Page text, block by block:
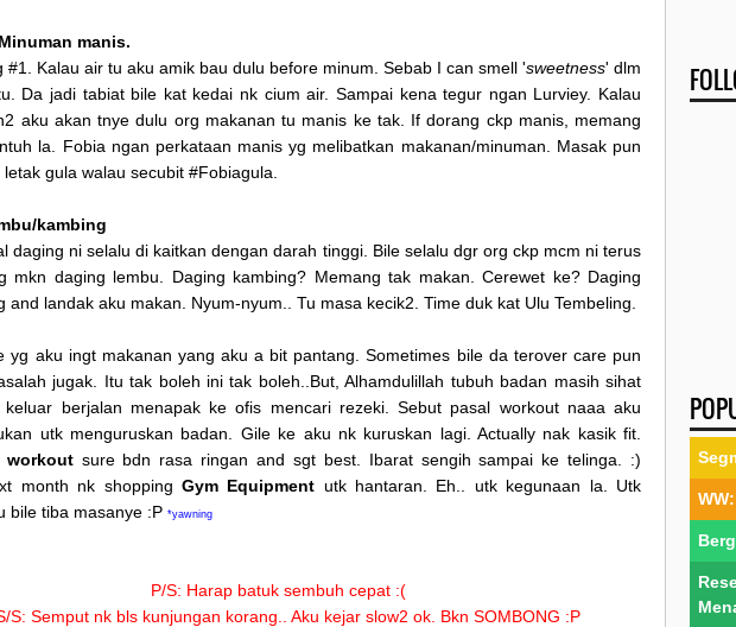
manis.
#1. Kalau air tu aku amik bau dulu before minum. Sebab I can smell 'sweetness' dlm
Da jadi tabiat bile kat kedai nk cium air. Sampai kena tegur ngan Lurviey. Kalau
aku akan tnye dulu org makanan tu manis ke tak. If dorang ckp manis, memang
la. Fobia ngan perkataan manis yg melibatkan makanan/minuman. Masak pun
gula walau secubit #Fobiagula.
kambing
daging ni selalu di kaitkan dengan darah tinggi. Bile selalu dgr org ckp mcm ni terus
mkn daging lembu. Daging kambing? Memang tak makan. Cerewet ke? Daging
and landak aku makan. Nyum-nyum.. Tu masa kecik2. Time duk kat Ulu Tembeling.
yg aku ingt makanan yang aku a bit pantang. Sometimes bile da terover care pun
jugak. Itu tak boleh ini tak boleh..But, Alhamdulillah tubuh badan masih sihat
berjalan menapak ke ofis mencari rezeki. Sebut pasal workout naaa aku
utk menguruskan badan. Gile ke aku nk kuruskan lagi. Actually nak kasik fit.
workout sure bdn rasa ringan and sgt best. Ibarat sengih sampai ke telinga. :)
month nk shopping Gym Equipment utk hantaran. Eh.. utk kegunaan la. Utk
bile tiba masanye :P *yawning
P/S: Harap batuk sembuh cepat :(
S: Semput nk bls kunjungan korang.. Aku kejar slow2 ok. Bkn SOMBONG :P